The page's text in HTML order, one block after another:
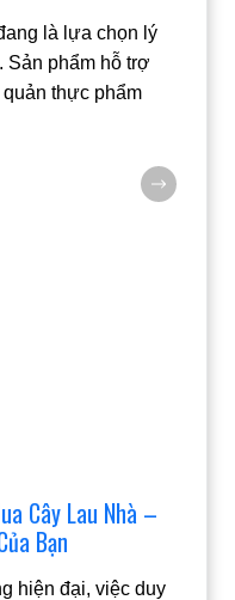
là lựa chọn lý
Sản phẩm hỗ trợ
thực phẩm
Cây Lau Nhà –
Bạn
hiện đại, việc duy